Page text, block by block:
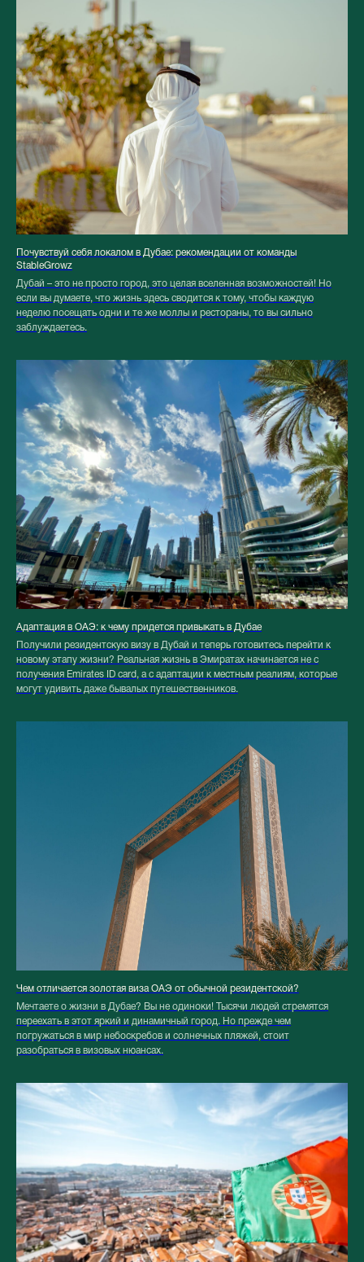
Почувствуй себя локалом в Дубае: рекомендации от команды
StableGrowz
Дубай – это не просто город, это целая вселенная возможностей! Но
если вы думаете, что жизнь здесь сводится к тому, чтобы каждую
неделю посещать одни и те же моллы и рестораны, то вы сильно
заблуждаетесь.
Адаптация в ОАЭ: к чему придется привыкать в Дубае
Получили резидентскую визу в Дубай и теперь готовитесь перейти к
новому этапу жизни? Реальная жизнь в Эмиратах начинается не с
получения Emirates ID card, а с адаптации к местным реалиям, которые
могут удивить даже бывалых путешественников.
Чем отличается золотая виза ОАЭ от обычной резидентской?
Мечтаете о жизни в Дубае? Вы не одиноки! Тысячи людей стремятся
переехать в этот яркий и динамичный город. Но прежде чем
погружаться в мир небоскребов и солнечных пляжей, стоит
разобраться в визовых нюансах.